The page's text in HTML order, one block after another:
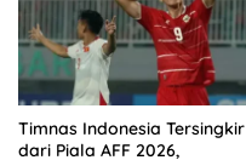
Timnas Indonesia Tersingkir
dari Piala AFF 2026,